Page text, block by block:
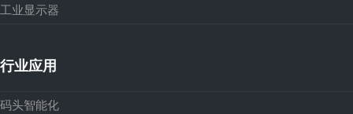
工业显示器
行业应用
码头智能化